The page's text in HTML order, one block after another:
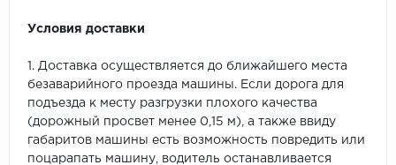
Условия доставки
1. Доставка осуществляется до ближайшего места
безаварийного проезда машины. Если дорога для
подъезда к месту разгрузки плохого качества
(дорожный просвет менее 0,15 м), а также ввиду
габаритов машины есть возможность повредить или
поцарапать машину, водитель останавливается